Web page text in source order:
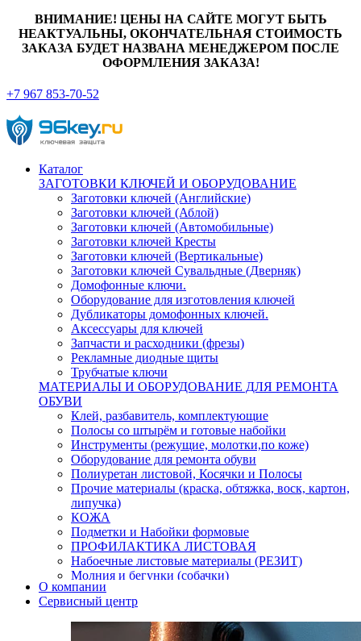
ВНИМАНИЕ! ЦЕНЫ НА САЙТЕ МОГУТ БЫТЬ
НЕАКТУАЛЬНЫ, ОКОНЧАТЕЛЬНАЯ СТОИМОСТЬ
ЗАКАЗА БУДЕТ НАЗВАНА МЕНЕДЖЕРОМ ПОСЛЕ
ОФОРМЛЕНИЯ ЗАКАЗА!
+7 967 853-70-52
Каталог
ЗАГОТОВКИ КЛЮЧЕЙ И ОБОРУДОВАНИЕ
Заготовки ключей (Английские)
Заготовки ключей (Аблой)
Заготовки ключей (Автомобильные)
Заготовки ключей Кресты
Заготовки ключей (Вертикальные)
Заготовки ключей Сувальдные (Дверняк)
Домофонные ключи.
Оборудование для изготовления ключей
Дубликаторы домофонных ключей.
Аксессуары для ключей
Запчасти и расходники (фрезы)
Рекламные диодные щиты
Трубчатые ключи
МАТЕРИАЛЫ И ОБОРУДОВАНИЕ ДЛЯ РЕМОНТА
ОБУВИ
Клей, разбавитель, комплектующие
Полосы со штырём и готовые набойки
Инструменты (режущие, молотки,по коже)
Оборудование для ремонта обуви
Полиуретан листовой, Косячки и Полосы
Прочие материалы (краска, обтяжка, воск, картон,
липучка)
КОЖА
Подметки и Набойки формовые
ПРОФИЛАКТИКА ЛИСТОВАЯ
Набоечные листовые материалы (РЕЗИТ)
Молния и бегунки (собачки)
Нитки,иглы-шило,крючки.
Уход и косметика для обуви
Кнопки (магнитые,кобурные)
Пряжки для ремня
О компании
Сервисный центр